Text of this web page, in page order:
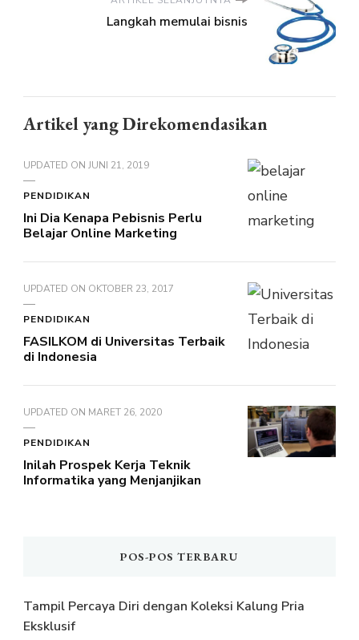
Langkah memulai bisnis
Artikel yang Direkomendasikan
UPDATED ON JUNI 21, 2019
PENDIDIKAN
Ini Dia Kenapa Pebisnis Perlu
Belajar Online Marketing
UPDATED ON OKTOBER 23, 2017
PENDIDIKAN
FASILKOM di Universitas Terbaik
di Indonesia
UPDATED ON MARET 26, 2020
PENDIDIKAN
Inilah Prospek Kerja Teknik
Informatika yang Menjanjikan
POS-POS TERBARU
Tampil Percaya Diri dengan Koleksi Kalung Pria
Eksklusif